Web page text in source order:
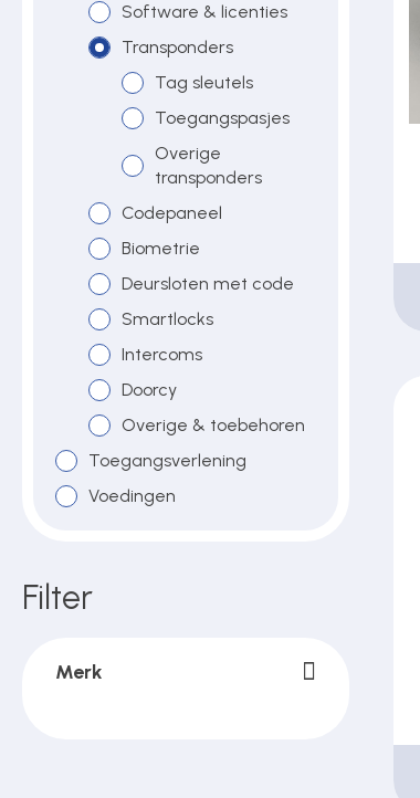
Software & licenties
Transponders
Tag sleutels
Toegangspasjes
Overige
transponders
Codepaneel
Biometrie
Deursloten met code
Smartlocks
Intercoms
Doorcy
Overige & toebehoren
Toegangsverlening
Voedingen
Filter
Merk